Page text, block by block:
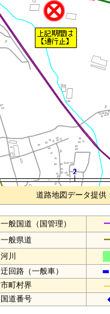
道路地図データ提供
一般国道（国管理）
一般県道
河川
迂回路（一般車）
市町村界
国道番号